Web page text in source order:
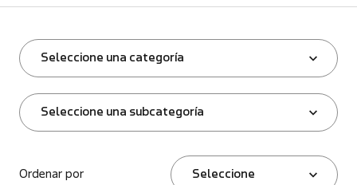
Seleccione una categoría
Seleccione una subcategoría
Ordenar por Seleccione